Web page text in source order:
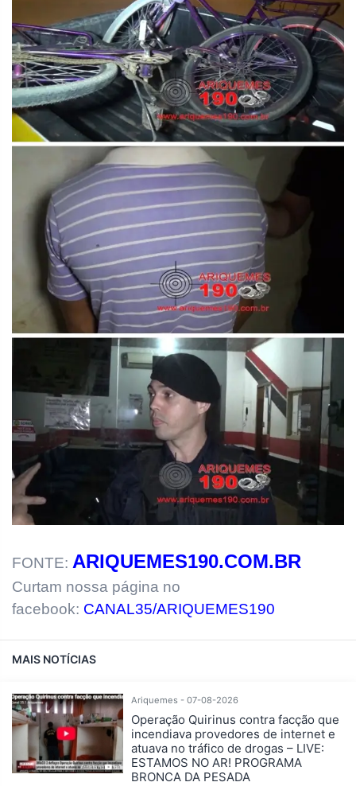
FONTE: ARIQUEMES190.COM.BR
Curtam nossa página no
facebook: CANAL35/ARIQUEMES190
MAIS NOTÍCIAS
Ariquemes - 07-08-2026
Operação Quirinus contra facção que
incendiava provedores de internet e
atuava no tráfico de drogas – LIVE:
ESTAMOS NO AR! PROGRAMA
BRONCA DA PESADA